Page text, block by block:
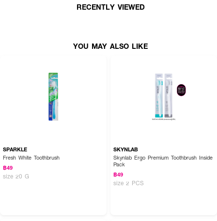
RECENTLY VIEWED
YOU MAY ALSO LIKE
SPARKLE
Fresh White Toothbrush
฿49
size 20 G
SKYNLAB
Skynlab Ergo Premium Toothbrush Inside
Pack
฿49
size 2 PCS